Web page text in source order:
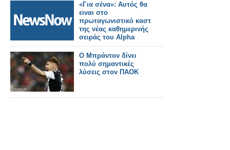
«Για σένα»: Αυτός θα
ειναι στο
πρωταγωνιστικό καστ
της νέας καθημερινής
σειράς του Alpha
Ο Μπράντον δίνει
πολύ σημαντικές
λύσεις στον ΠΑΟΚ